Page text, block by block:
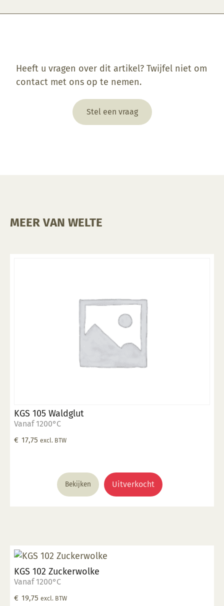
Heeft u vragen over dit artikel? Twijfel niet om
contact met ons op te nemen.
Stel een vraag
MEER VAN WELTE
KGS 105 Waldglut
Vanaf 1200°C
€ 17,75 excl. BTW
Bekijken Uitverkocht
KGS 102 Zuckerwolke
Vanaf 1200°C
€ 19,75 excl. BTW